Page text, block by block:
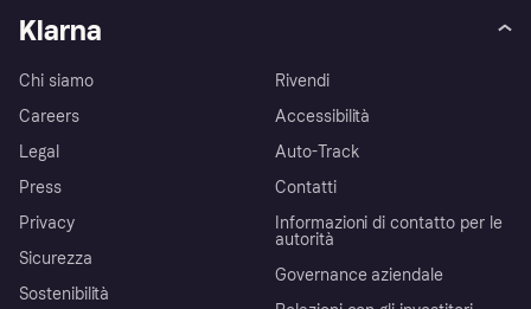
Klarna
Chi siamo
Careers
Legal
Press
Privacy
Sicurezza
Sostenibilità
Rivendi
Accessibilità
Auto-Track
Contatti
Informazioni di contatto per le
autorità
Governance aziendale